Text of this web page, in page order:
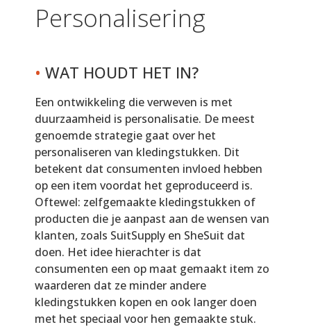
Personalisering
• WAT HOUDT HET IN?
Een ontwikkeling die verweven is met
duurzaamheid is personalisatie. De meest
genoemde strategie gaat over het
personaliseren van kledingstukken. Dit
betekent dat consumenten invloed hebben
op een item voordat het geproduceerd is.
Oftewel: zelfgemaakte kledingstukken of
producten die je aanpast aan de wensen van
klanten, zoals SuitSupply en SheSuit dat
doen. Het idee hierachter is dat
consumenten een op maat gemaakt item zo
waarderen dat ze minder andere
kledingstukken kopen en ook langer doen
met het speciaal voor hen gemaakte stuk.